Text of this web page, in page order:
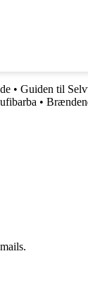
• Guiden til
•